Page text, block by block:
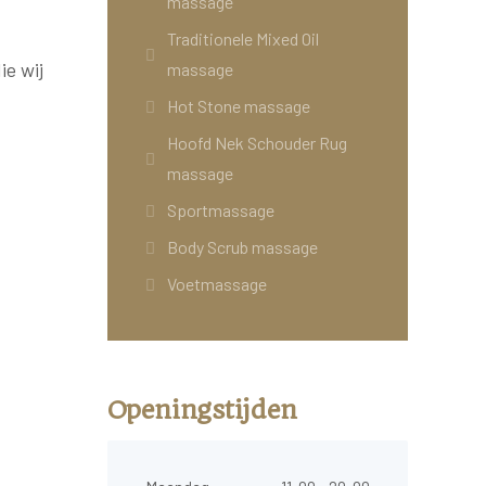
wij
Traditionele Mixed Oil
massage
Hot Stone massage
Hoofd Nek Schouder Rug
massage
Sportmassage
Body Scrub massage
Voetmassage
Openingstijden